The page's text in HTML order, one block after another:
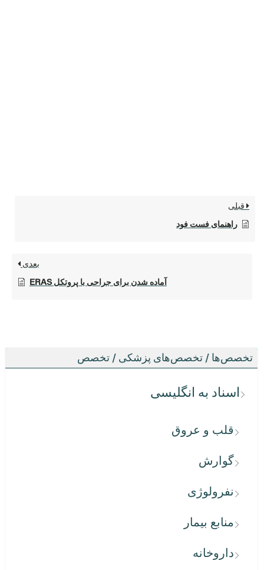
تخصص‌ها / تخصص‌های پزشکی / تخصص
اسناد به انگلیسی
قلب و عروق
گوارش
نفرولوژی
منابع بیمار
داروخانه
قبلی
راهنمای فست فود
بعدی
آماده شدن برای جراحی با پروتکل ERAS